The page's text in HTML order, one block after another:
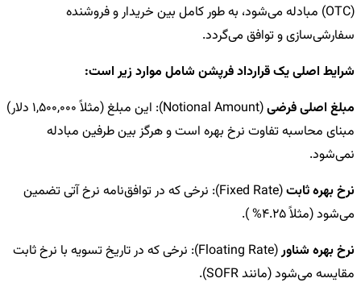
(OTC) مبادله می‌شود، به طور کامل بین خریدار و فروشنده
سفارشی‌سازی و توافق می‌گردد.
شرایط اصلی یک قرارداد فرپشن شامل موارد زیر است:
مبلغ اصلی فرضی(Notional Amount): این مبلغ (مثلاً 1,500,000دلار)
مبنای محاسبه تفاوت نرخ بهره است و هرگز بین طرفین مبادله
نمی‌شود.
نرخ بهره ثابت
(Fixed Rate): نرخی که در توافق‌نامه نرخ آتی تضمین
می‌شود (مثلاً4.25%
).
نرخ بهره شناور
(Floating Rate): نرخی که در تاریخ تسویه با نرخ ثابت
مقایسه می‌شود (مانند SOFR).